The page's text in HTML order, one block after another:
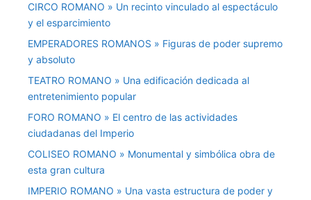
CIRCO ROMANO » Un recinto vinculado al espectáculo
y el esparcimiento
EMPERADORES ROMANOS » Figuras de poder supremo
y absoluto
TEATRO ROMANO » Una edificación dedicada al
entretenimiento popular
FORO ROMANO » El centro de las actividades
ciudadanas del Imperio
COLISEO ROMANO » Monumental y simbólica obra de
esta gran cultura
IMPERIO ROMANO » Una vasta estructura de poder y